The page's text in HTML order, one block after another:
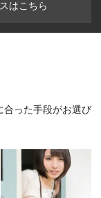
はこちら
合った手段がお選び